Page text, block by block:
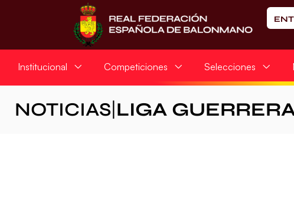
Institucional Competiciones Selecciones
NOTICIAS LIGA